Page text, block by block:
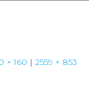
× 160 | 2559 × 853